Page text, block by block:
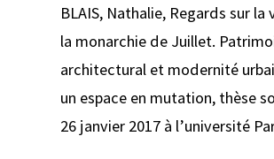
BLAIS, Nathalie, Regards sur la
la monarchie de Juillet.
architectural et modernité
un espace en mutation, thèse
26 janvier 2017 à l’université